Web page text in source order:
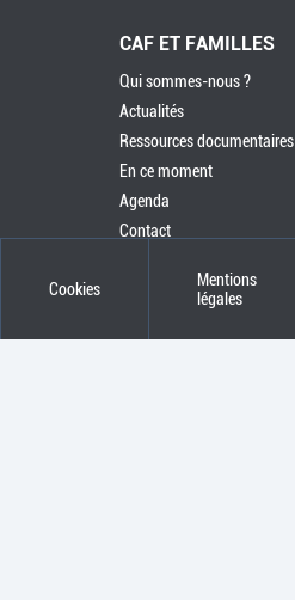
CAF ET FAMILLES
Qui sommes-nous ?
Actualités
Ressources documentaires
En ce moment
Agenda
Contact
Cookies
Mentions
légales